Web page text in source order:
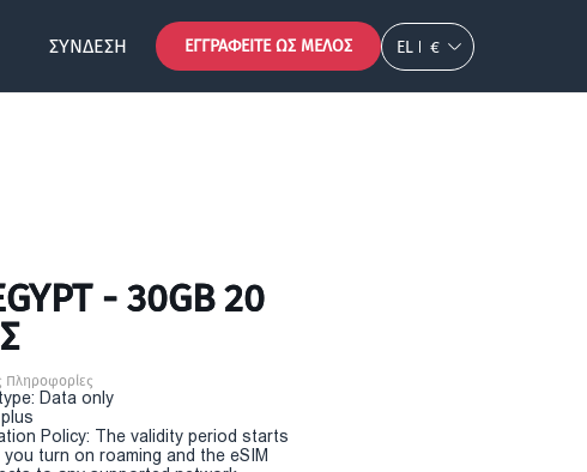
ΣΎΝΔΕΣΗ ΕΓΓΡΑΦΕΊΤΕ ΩΣ ΜΈΛΟΣ EL €
- 30GB 20
Πληροφορίες
Data only
Policy: The validity period starts
you turn on roaming and the eSIM